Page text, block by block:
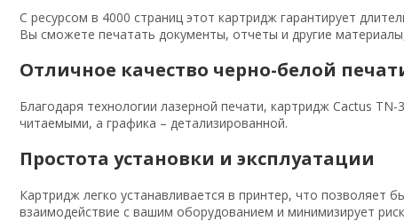
С ресурсом в 4000 страниц этот картридж гарантирует
Вы сможете печатать документы, отчеты и другие
Отличное качество черно-белой
Благодаря технологии лазерной печати, картридж Cactus
читаемыми, а графика – детализированной.
Простота установки и эксплуатации
Картридж легко устанавливается в принтер, что
взаимодействие с вашим оборудованием и минимизирует